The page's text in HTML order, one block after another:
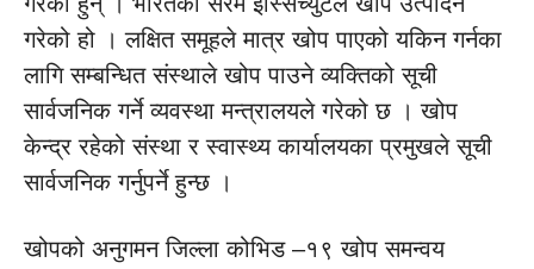
गरेको हो । लक्षित समूहले मात्र खोप पाएको यकिन गर्नका
लागि सम्बन्धित संस्थाले खोप पाउने व्यक्तिको सूची
सार्वजनिक गर्ने व्यवस्था मन्त्रालयले गरेको छ । खोप
केन्द्र रहेको संस्था र स्वास्थ्य कार्यालयका प्रमुखले सूची
सार्वजनिक गर्नुपर्ने हुन्छ ।
खोपको अनुगमन जिल्ला कोभिड –१९ खोप समन्वय